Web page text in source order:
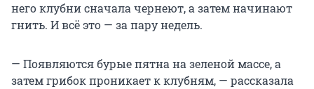
него клубни сначала чернеют, а затем начинают
гнить. И всё это — за пару недель.
— Появляются бурые пятна на зеленой массе, а
затем грибок проникает к клубням, — рассказала